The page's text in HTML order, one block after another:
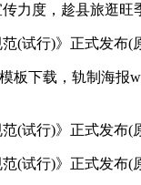
力度，趁县旅逛旺
行)》正式发布(
下载，轨制海报
行)》正式发布(
行)》正式发布(